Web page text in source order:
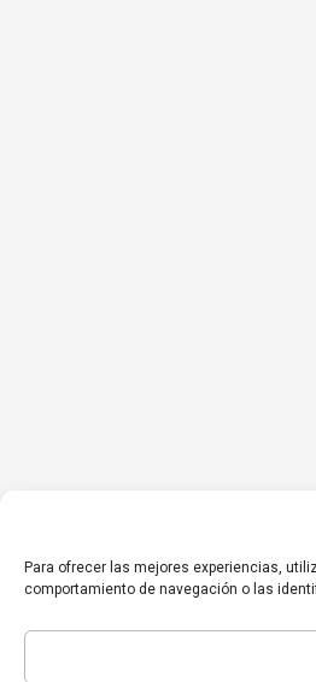
Para ofrecer las mejores experiencias,
comportamiento de navegación o las